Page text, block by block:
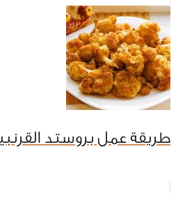
طريقة عمل بروستد